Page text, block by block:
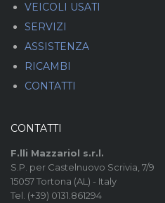
VEICOLI USATI
SERVIZI
ASSISTENZA
RICAMBI
CONTATTI
CONTATTI
F.lli Mazzariol s.r.l.
S.P. per Castelnuovo Scrivia, 7/9
15057 Tortona (AL) - Italy
Tel. (+39) 0131.861294